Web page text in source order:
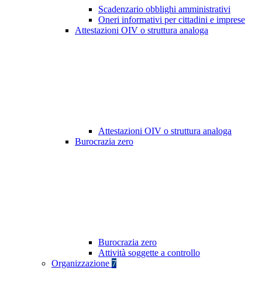
Scadenzario obblighi amministrativi
Oneri informativi per cittadini e imprese
Attestazioni OIV o struttura analoga
Attestazioni OIV o struttura analoga
Burocrazia zero
Burocrazia zero
Attività soggette a controllo
Organizzazione 7